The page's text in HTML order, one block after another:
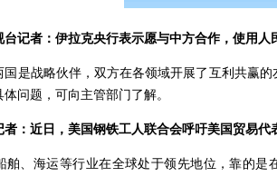
台记者：伊拉克央行表示愿与中方合作，使用
国是战略伙伴，双方在各领域开展了互利共赢
问题，可向主管部门了解。
者：近日，美国钢铁工人联合会呼吁美国贸易
舶、海运等行业在全球处于领先地位，靠的